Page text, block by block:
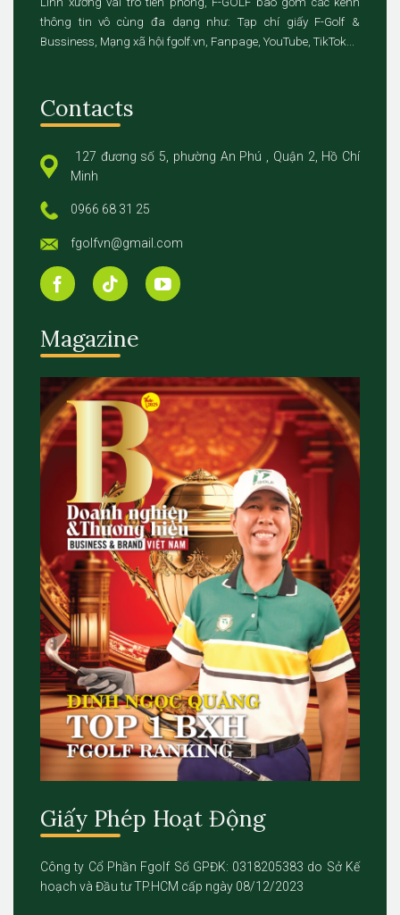
thông tin vô cùng đa dạng như: Tạp chí giấy F-Golf &
Bussiness, Mạng xã hội fgolf.vn, Fanpage, YouTube, TikTok...
Contacts
127 đương số 5, phường An Phú , Quận 2, Hồ Chí
Minh
0966 68 31 25
fgolfvn@gmail.com
Magazine
Giấy Phép Hoạt Động
Công ty Cổ Phần Fgolf Số GPĐK: 0318205383 do Sở Kế
hoạch và Đầu tư TP.HCM cấp ngày 08/12/2023